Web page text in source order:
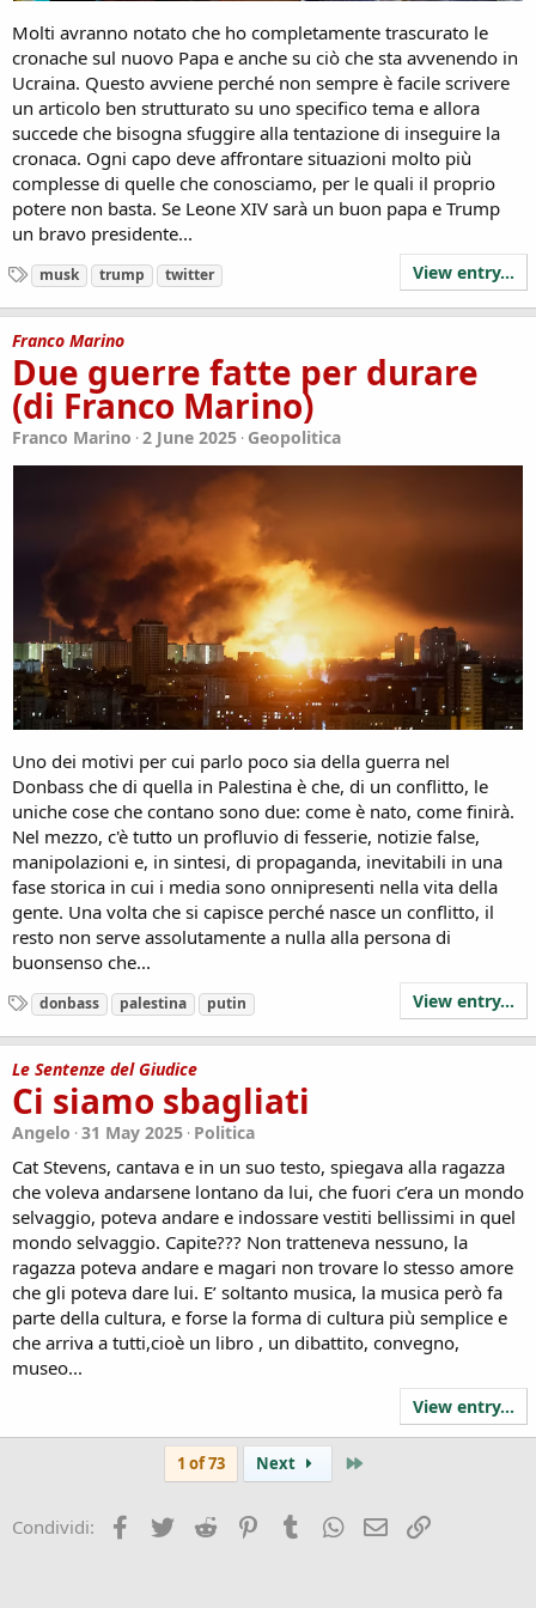
Molti avranno notato che ho completamente trascurato le
cronache sul nuovo Papa e anche su ciò che sta avvenendo in
Ucraina. Questo avviene perché non sempre è facile scrivere
un articolo ben strutturato su uno specifico tema e allora
succede che bisogna sfuggire alla tentazione di inseguire la
cronaca. Ogni capo deve affrontare situazioni molto più
complesse di quelle che conosciamo, per le quali il proprio
potere non basta. Se Leone XIV sarà un buon papa e Trump
un bravo presidente...
View entry...
T
a
g
s
musk trump twitter
Franco Marino
Due guerre fatte per durare
(di Franco Marino)
Franco Marino 2 June 2025 Geopolitica
Uno dei motivi per cui parlo poco sia della guerra nel
Donbass che di quella in Palestina è che, di un conflitto, le
uniche cose che contano sono due: come è nato, come finirà.
Nel mezzo, c'è tutto un profluvio di fesserie, notizie false,
manipolazioni e, in sintesi, di propaganda, inevitabili in una
fase storica in cui i media sono onnipresenti nella vita della
gente. Una volta che si capisce perché nasce un conflitto, il
resto non serve assolutamente a nulla alla persona di
buonsenso che...
View entry...
T
a
g
s
donbass palestina putin
Le Sentenze del Giudice
Ci siamo sbagliati
Angelo 31 May 2025 Politica
Cat Stevens, cantava e in un suo testo, spiegava alla ragazza
che voleva andarsene lontano da lui, che fuori c’era un mondo
selvaggio, poteva andare e indossare vestiti bellissimi in quel
mondo selvaggio. Capite??? Non tratteneva nessuno, la
ragazza poteva andare e magari non trovare lo stesso amore
che gli poteva dare lui. E’ soltanto musica, la musica però fa
parte della cultura, e forse la forma di cultura più semplice e
che arriva a tutti,cioè un libro , un dibattito, convegno,
museo...
View entry...
1 of 73 Next
Condividi: Facebook
Twitter Reddit PinterestTumblrWhatsApp
Email